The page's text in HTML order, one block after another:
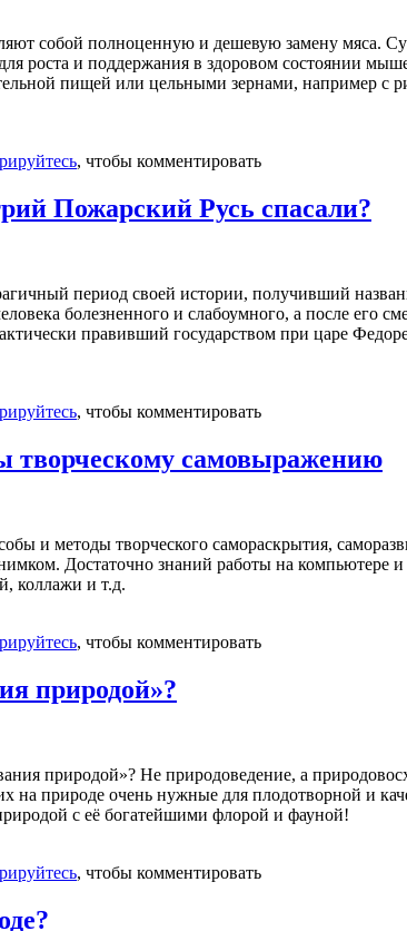
собой полноценную и дешевую замену мяса.
роста и поддержания в здоровом состоянии
пищей или цельными зернами, например
, чтобы комментировать
Пожарский Русь спасали?
период своей истории, получивший
болезненного и слабоумного, а после его
правивший государством при царе
, чтобы комментировать
творческому самовыражению
и методы творческого самораскрытия,
Достаточно знаний работы на компьютере
коллажи и т.д.
, чтобы комментировать
природой»?
природой»? Не природоведение, а
природе очень нужные для плодотворной и
с её богатейшими флорой и фауной!
, чтобы комментировать